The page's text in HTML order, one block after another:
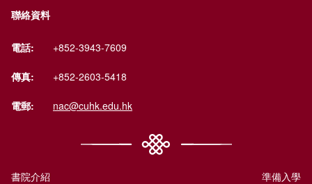
聯絡資料
電話: +852-3943-7609
傳真: +852-2603-5418
電郵: nac@cuhk.edu.hk
書院介紹 準備入學